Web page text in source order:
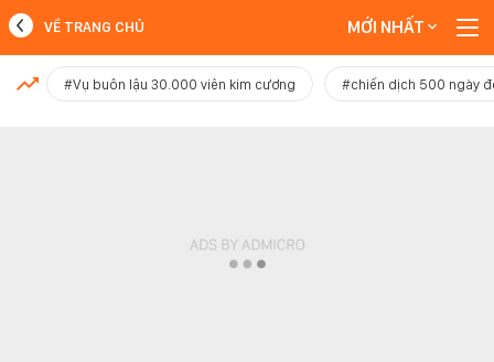
MỚI NHẤT
VỀ TRANG CHỦ MỚI NHẤT
#Vụ buôn lậu 30.000 viên kim cương #chiến dịch 500 ngày